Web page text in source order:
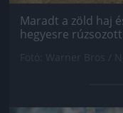
Maradt a zöld haj
hegyesre